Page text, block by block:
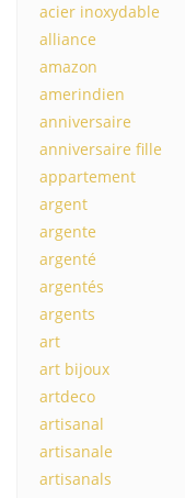
acier inoxydable
alliance
amazon
amerindien
anniversaire
anniversaire fille
appartement
argent
argente
argenté
argentés
argents
art
art bijoux
artdeco
artisanal
artisanale
artisanals